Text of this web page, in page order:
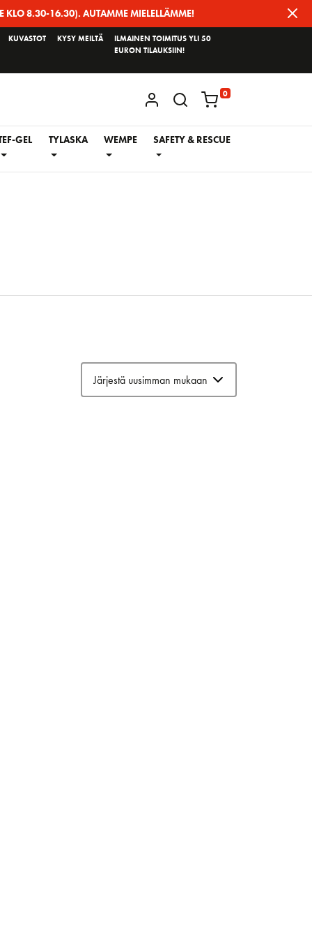
KLO 8.30-16.30). AUTAMME MIELELLÄMME!
KUVASTOT KYSY MEILTÄ
ILMAINEN TOIMITUS YLI 50
EURON TILAUKSIIN!
KIRJAUDU / REKISTERÖIDY
0
GEL TYLASKA WEMPE SAFETY & RESCUE